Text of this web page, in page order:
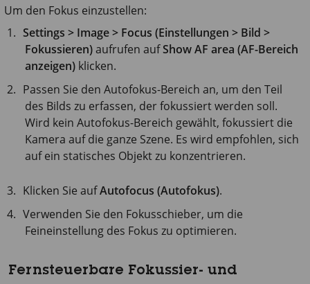
Um den Fokus einzustellen:
Settings > Image > Focus (Einstellungen > Bild >
Fokussieren)aufrufen aufShow AF area (AF-Bereich
anzeigen) klicken.
Passen Sie den Autofokus-Bereich an, um den Teil
des Bilds zu erfassen, der fokussiert werden soll.
Wird kein Autofokus-Bereich gewählt, fokussiert die
Kamera auf die ganze Szene. Es wird empfohlen, sich
auf ein statisches Objekt zu konzentrieren.
Klicken Sie aufAutofocus (Autofokus).
Verwenden Sie den Fokusschieber, um die
Feineinstellung des Fokus zu optimieren.
Fernsteuerbare Fokussier- und